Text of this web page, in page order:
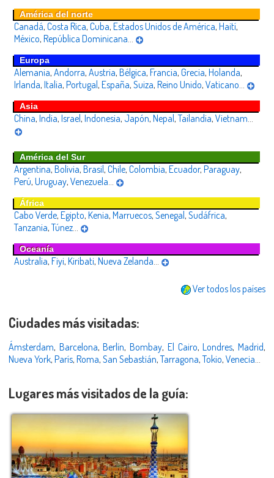
América del norte
Canadá, Costa Rica, Cuba, Estados Unidos de América, Haití,
México, República Dominicana...
Europa
Alemania, Andorra, Austria, Bélgica, Francia, Grecia, Holanda,
Irlanda, Italia, Portugal, España, Suiza, Reino Unido, Vaticano...
Asia
China, India, Israel, Indonesia, Japón, Nepal,Tailandia, Vietnam...
América del Sur
Argentina, Bolivia, Brasil, Chile, Colombia, Ecuador, Paraguay,
Perú, Uruguay, Venezuela...
África
Cabo Verde, Egipto, Kenia, Marruecos, Senegal, Sudáfrica,
Tanzania,Túnez...
Oceanía
Australia, Fiyi, Kiribati, Nueva Zelanda...
Ver todos los países
Ciudades más visitadas:
Ámsterdam, Barcelona,Berlín,Bombay, El Cairo,Londres,Madrid,
Nueva York, París, Roma, San Sebastián,Tarragona,Tokio, Venecia...
Lugares más visitados de la guía: